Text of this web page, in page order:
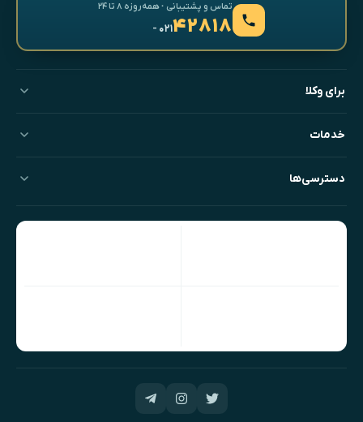
تماس و پشتیبانی · همه‌روزه ۸ تا ۲۴
۴۲۸۱۸- ۰۲۱
برای وکلا
خدمات
دسترسی‌ها